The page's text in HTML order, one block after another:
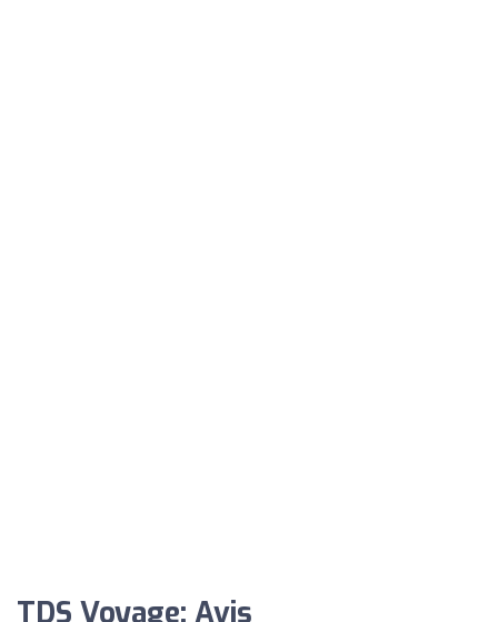
TDS Voyage: Avis